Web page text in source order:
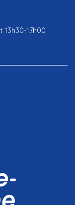
13h30-17h00